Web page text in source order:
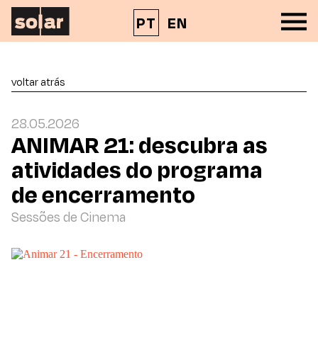
PT EN
voltar atrás
28.05.2026
ANIMAR 21: descubra as
atividades do programa
de encerramento
Sessões de Cinema